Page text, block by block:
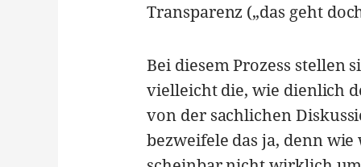
Transparenz („das geht
Bei diesem Prozess stellen
vielleicht die, wie dienlich
von der sachlichen
bezweifele das ja, denn